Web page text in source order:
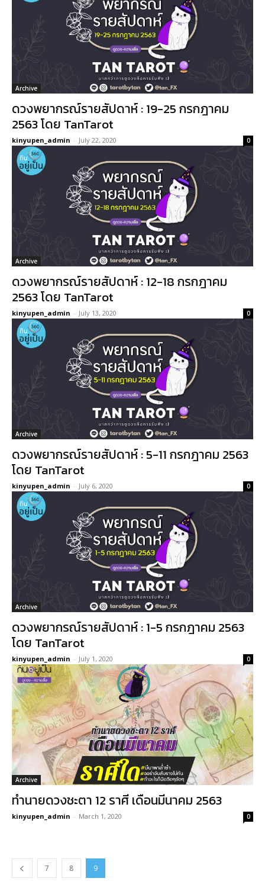
Archive
ดวงพยากรณ์รายสัปดาห์ : 19-25 กรกฎาคม
2563 โดย TanTarot
kinyupen_admin - July 22, 2020 0
Archive
ดวงพยากรณ์รายสัปดาห์ : 12-18 กรกฎาคม
2563 โดย TanTarot
kinyupen_admin - July 13, 2020 0
Archive
ดวงพยากรณ์รายสัปดาห์ : 5-11 กรกฎาคม 2563
โดย TanTarot
kinyupen_admin - July 6, 2020 0
Archive
ดวงพยากรณ์รายสัปดาห์ : 1-5 กรกฎาคม 2563
โดย TanTarot
kinyupen_admin - July 1, 2020 0
Archive
ทำนายดวงชะตา 12 ราศี เดือนมีนาคม 2563
kinyupen_admin - March 1, 2020 0
7 8 9